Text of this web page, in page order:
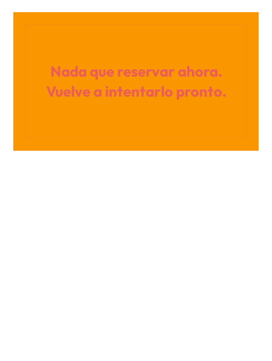
Nada que reservar ahora.
Vuelve a intentarlo pronto.